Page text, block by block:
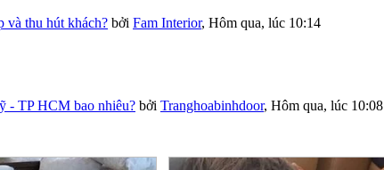
và thu hút khách? bởi Fam Interior, Hôm qua, lúc 10:14
- TP HCM bao nhiêu? bởi Tranghoabinhdoor, Hôm qua, lúc 10:08